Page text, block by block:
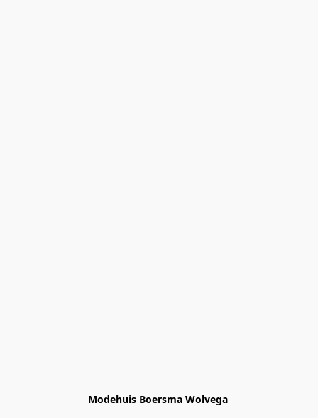
Modehuis Boersma Wolvega